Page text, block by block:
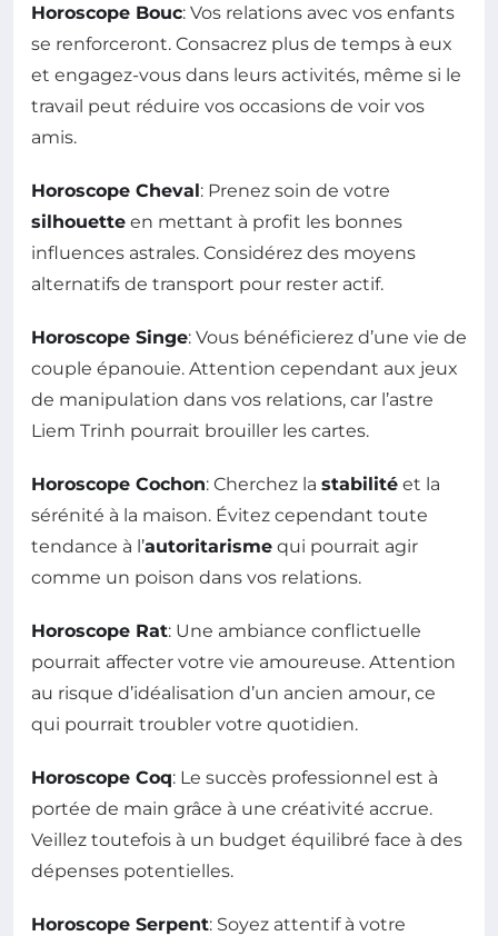
Horoscope Bouc: Vos relations avec vos enfants
se renforceront. Consacrez plus de temps à eux
et engagez-vous dans leurs activités, même si le
travail peut réduire vos occasions de voir vos
amis.
Horoscope Cheval: Prenez soin de votre
silhouette en mettant à profit les bonnes
influences astrales. Considérez des moyens
alternatifs de transport pour rester actif.
Horoscope Singe: Vous bénéficierez d’une vie de
couple épanouie. Attention cependant aux jeux
de manipulation dans vos relations, car l’astre
Liem Trinh pourrait brouiller les cartes.
Horoscope Cochon: Cherchez la stabilité et la
sérénité à la maison. Évitez cependant toute
tendance à l’autoritarisme qui pourrait agir
comme un poison dans vos relations.
Horoscope Rat: Une ambiance conflictuelle
pourrait affecter votre vie amoureuse. Attention
au risque d’idéalisation d’un ancien amour, ce
qui pourrait troubler votre quotidien.
Horoscope Coq: Le succès professionnel est à
portée de main grâce à une créativité accrue.
Veillez toutefois à un budget équilibré face à des
dépenses potentielles.
Horoscope Serpent: Soyez attentif à votre